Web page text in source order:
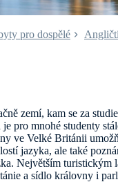
pro dospělé
zemí, kam se za
pro mnohé studenty
ve Velké Británii
jazyka, ale také
Největším turistickým
a sídlo královny i